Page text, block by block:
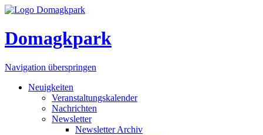
Domagkpark
Navigation überspringen
Neuigkeiten
Veranstaltungskalender
Nachrichten
Newsletter
Newsletter Archiv